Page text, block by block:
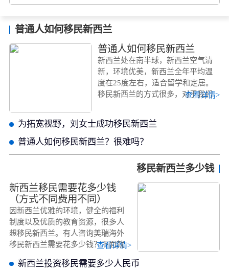
普通人如何移民新西兰
普通人如何移民新西兰
新西兰处在南半球，新西兰空气清
新，环境优美，新西兰全年平均温
度在25度左右，适合留学和定居。
移民新西兰的方式很多，对于我们
查看详情>
为拓宽视野，刘女士成功移民新西兰
普通人如何移民新西兰？很难吗？
移民新西兰多少钱
新西兰移民需要花多少钱
（方式不同费用不同）
因新西兰优雅的环境，健全的福利
制度以及优质的教育资源，很多人
想移民新西兰。有人咨询美瑞海外
移民新西兰需要花多少钱？下面就
要花多少钱。
查看详情>
新西兰投资移民需要多少人民币